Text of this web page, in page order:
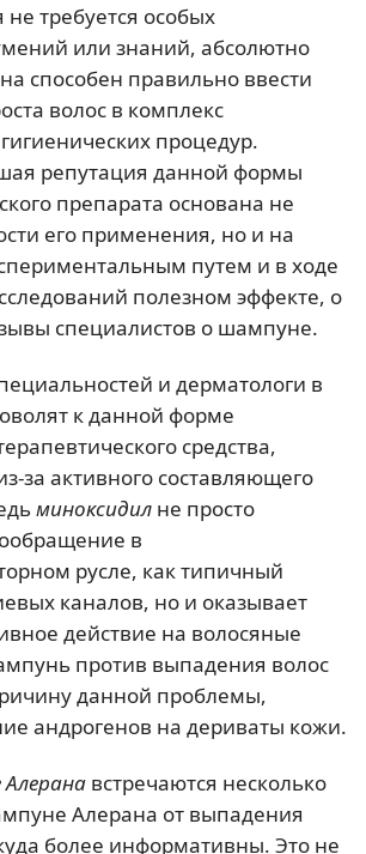
требуется особых
или знаний, абсолютно
способен правильно ввести
волос в комплекс
процедур.
репутация данной формы
препарата основана не
его применения, но и на
путем и в ходе
полезном эффекте, о
специалистов о шампуне.
и дерматологи в
к данной форме
средства,
за активного составляющего
миноксидил не просто
в
русле, как типичный
каналов, но и оказывает
действие на волосяные
против выпадения волос
данной проблемы,
андрогенов на дериваты кожи.
Алерана встречаются несколько
Алерана от выпадения
более информативны. Это не